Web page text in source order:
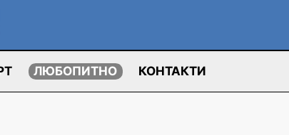
ЛЮБОПИТНО КОНТАКТИ